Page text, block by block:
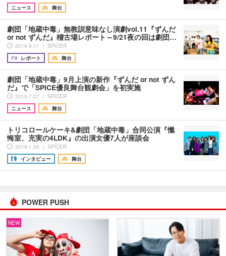
ニュース
舞台
劇団「地蔵中毒」無教訓意味なし演劇vol.11『ずんだ
or not ずんだ』稽古場レポート～9/21夜の回は劇団…
2019.9.11 ｜ SPICER
レポート
舞台
劇団「地蔵中毒」9月上演の新作『ずんだ or not ずん
だ』で「SPICE優良舞台観劇会」を初実施
2019.7.27 ｜ SPICER
ニュース
舞台
トリコロールケーキ&劇団「地蔵中毒」合同公演『懺
悔室、充実の4LDK』の出演女優7人が座談会
2019.1.25 ｜ SPICER
インタビュー
舞台
POWER PUSH
NEW